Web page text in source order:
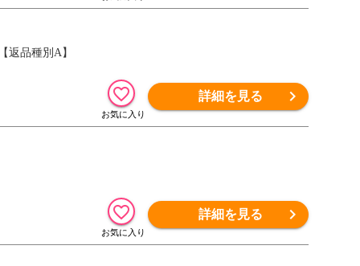
返品種別A】
詳細を見る
詳細を見る